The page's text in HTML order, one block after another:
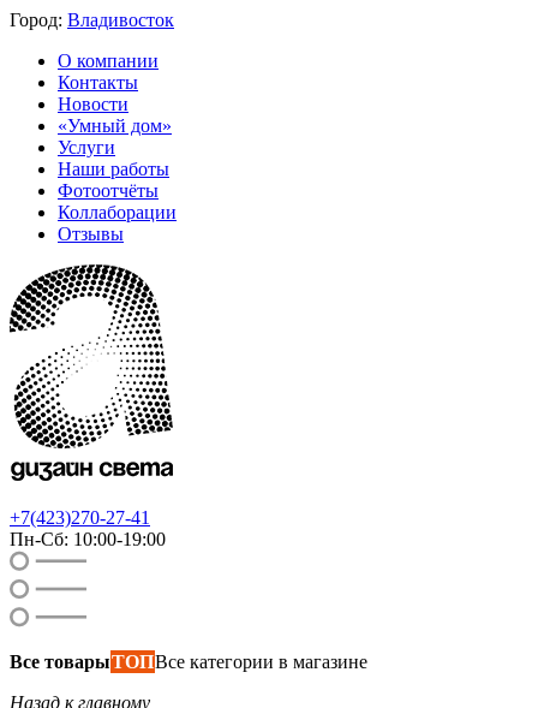
Город: Владивосток
О компании
Контакты
Новости
«Умный дом»
Услуги
Наши работы
Фотоотчёты
Коллаборации
Отзывы
+7(423)270-27-41
Пн-Сб: 10:00-19:00
Все товарыТОПВсе категории в магазине
Назад к главному